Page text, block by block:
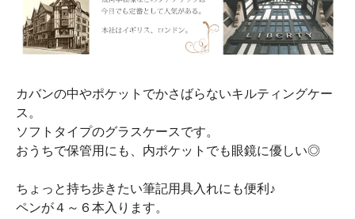
カバンの中やポケットでかさばらないキルティングケー
ス。
ソフトタイプのグラスケースです。
おうちで保管用にも、内ポケットでも眼鏡に優しい◎
ちょっと持ち歩きたい筆記用具入れにも便利♪
ペンが４～６本入ります。